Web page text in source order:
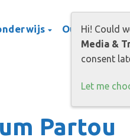
Ouders
Partou
Hi! Could
Media &
consent
Let me